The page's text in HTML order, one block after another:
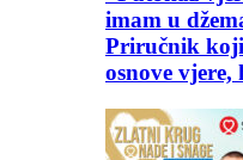
imam u
Priručnik koji
osnove